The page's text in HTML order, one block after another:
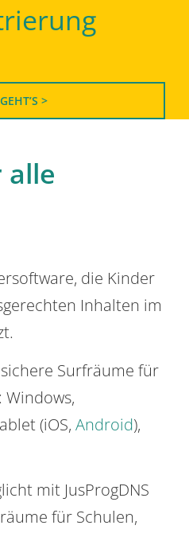
>
alle
die Kinder
Inhalten im
Surfräume für
Windows,
(iOS, Android),
mit JusProgDNS
für Schulen,